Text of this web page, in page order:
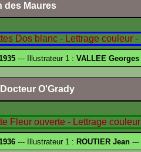
des Maures
--- Illustrateur 1 : VALLEE Georges
O'Grady
--- Illustrateur 1 : ROUTIER Jean ---